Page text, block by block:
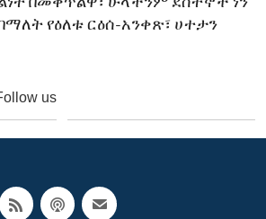
የዕለቱ ርዕሰ-አንቀጽ፣ ሀተታን
us